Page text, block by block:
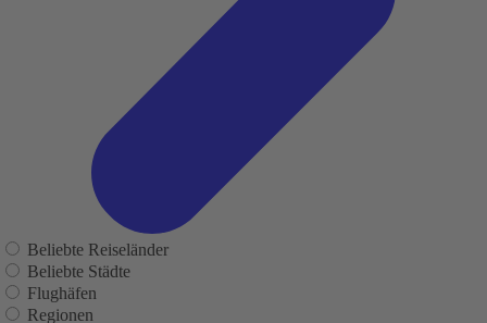
Beliebte Reiseländer
Beliebte Städte
Flughäfen
Regionen